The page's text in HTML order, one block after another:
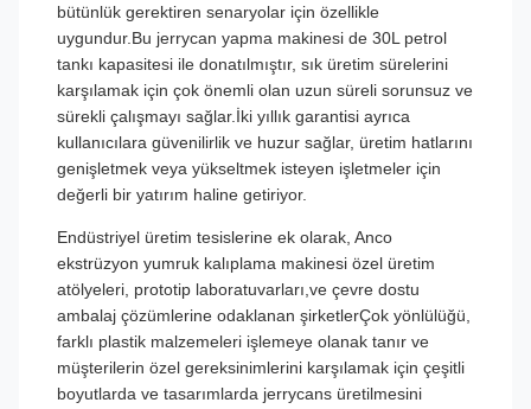
bütünlük gerektiren senaryolar için özellikle
uygundur.Bu jerrycan yapma makinesi de 30L petrol
tankı kapasitesi ile donatılmıştır, sık üretim sürelerini
karşılamak için çok önemli olan uzun süreli sorunsuz ve
sürekli çalışmayı sağlar.İki yıllık garantisi ayrıca
kullanıcılara güvenilirlik ve huzur sağlar, üretim hatlarını
genişletmek veya yükseltmek isteyen işletmeler için
değerli bir yatırım haline getiriyor.
Endüstriyel üretim tesislerine ek olarak, Anco
ekstrüzyon yumruk kalıplama makinesi özel üretim
atölyeleri, prototip laboratuvarları,ve çevre dostu
ambalaj çözümlerine odaklanan şirketlerÇok yönlülüğü,
farklı plastik malzemeleri işlemeye olanak tanır ve
müşterilerin özel gereksinimlerini karşılamak için çeşitli
boyutlarda ve tasarımlarda jerrycans üretilmesini